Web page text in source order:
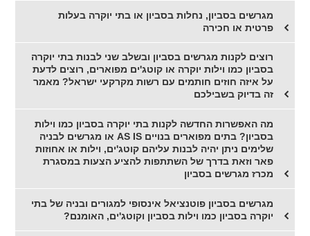
מגרשים בסביון, נחלות בסביון או בתי יוקרה בעלות
פרטית או חכירה
רוצים לקנות מגרשים בסביון ובשלב שני לבנות בתי יוקרה
בסביון כמו וילות יוקרה או קוטג'ים מפוארים, רוצים לדעת
על איזה חוזים חותמים עם רשות מקרקעי ישראל? מאמר
זה בדיוק בשבילכם
מה האפשרות החדשה לקנות בתי יוקרה בסביון כמו וילות
בסביון? בתים מפוארים בנויים AS IS או מגרשים לבניה
שלימים ניתן יהיה לבנות עליהם קוטג'ים, וילות או אחוזות
פאר וזאת בדרך של השתתפות להציע הצעות במסגרת
מכרז מגרשים בסביון
מגרשים בסביון פוטנציאל אינסופי למגורים ובניה של בתי
יוקרה בסביון כמו וילות בסביון וקוטג'ים, האומנם?